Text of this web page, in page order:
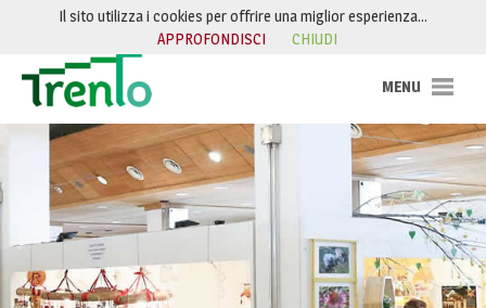
Salta al contenuto
Il sito utilizza i cookies per offrire una miglior esperienza…
APPROFONDISCI
CHIUDI